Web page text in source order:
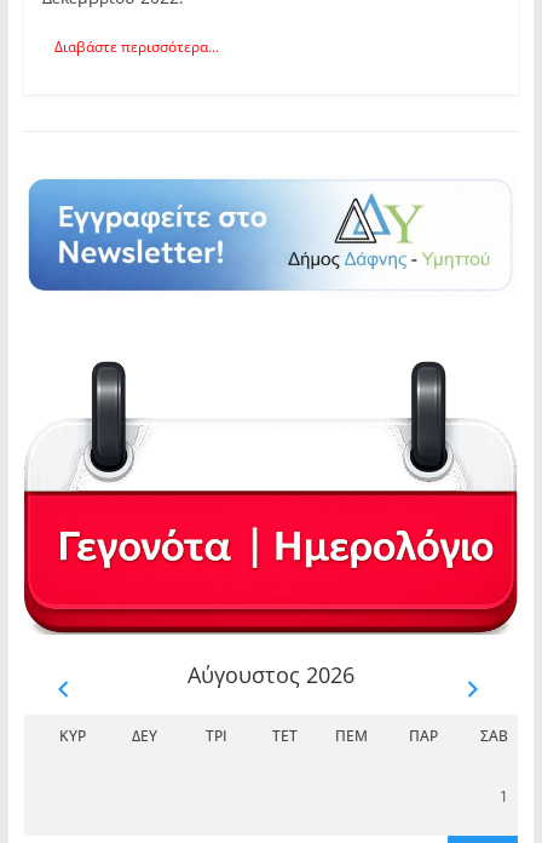
Διαβάστε περισσότερα...
Αύγουστος 2026
ΚΥΡ ΔΕΥ ΤΡΊ ΤΕΤ ΠΈΜ ΠΑΡ ΣΆΒ
1